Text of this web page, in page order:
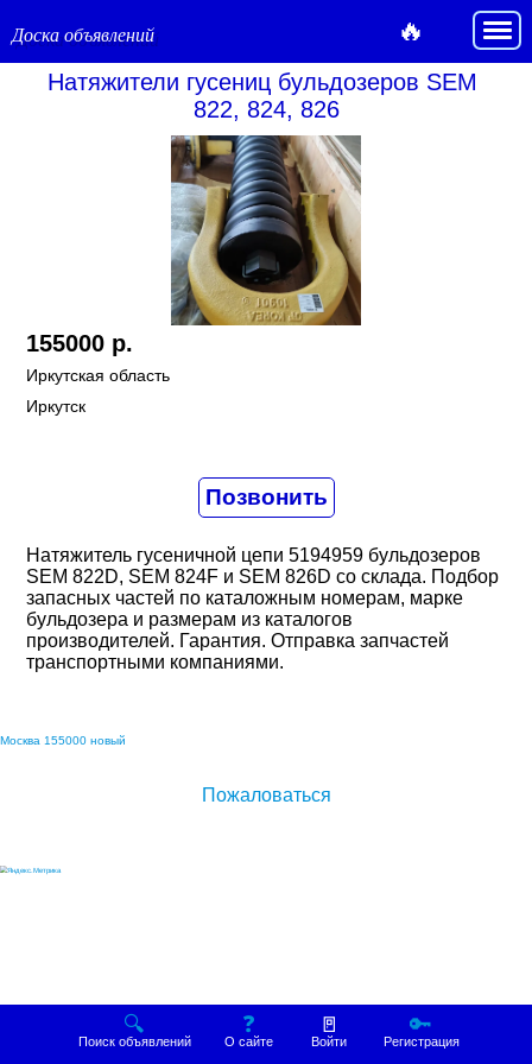
Доска объявлений 🔥
Натяжители гусениц бульдозеров SEM
822, 824, 826
155000 р.
Иркутская область
Иркутск
Натяжитель гусеничной цепи 5194959 бульдозеров
SEM 822D, SEM 824F и SEM 826D со склада. Подбор
запасных частей по каталожным номерам, марке
бульдозера и размерам из каталогов
производителей. Гарантия. Отправка запчастей
транспортными компаниями.
Москва 155000 новый
Пожаловаться
🔍
Поиск объявлений
❓
О сайте
🚪
Войти
🔑
Регистрация